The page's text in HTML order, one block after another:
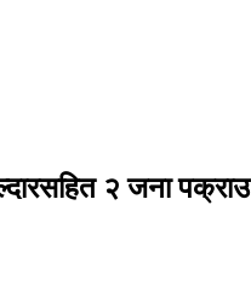
२ जना पक्राउ